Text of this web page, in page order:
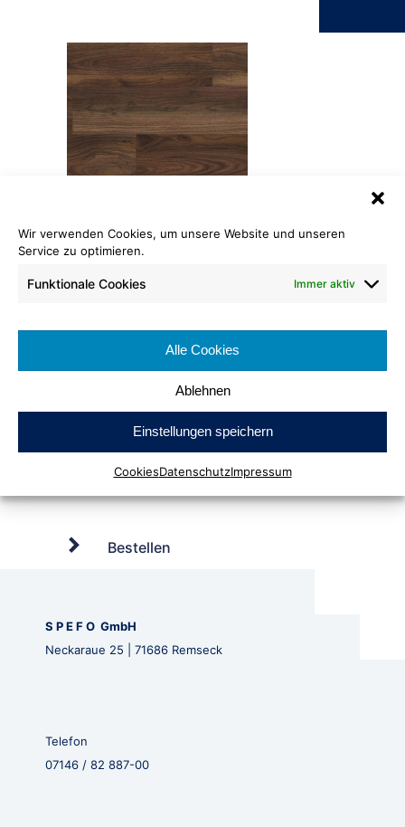
Wir verwenden Cookies, um unsere Website und unseren
Service zu optimieren.
Funktionale Cookies Immer aktiv
Alle Cookies
Ablehnen
Einstellungen speichern
CookiesDatenschutzImpressum
Nuss Newport
Format: 1.383 x 193 x 8 mm
Dekorbild: 1-Stab
Bestellen
Laminat Classic Touch
S P E F O GmbH
Neckaraue 25 | 71686 Remseck
Telefon
07146 / 82 887-00